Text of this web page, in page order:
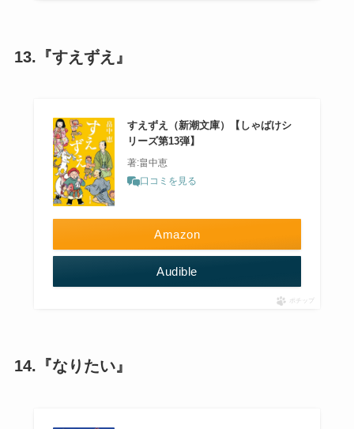
13.『すえずえ』
すえずえ（新潮文庫）【しゃばけシ
リーズ第13弾】
著:畠中恵
口コミを見る
Amazon
Audible
ポチップ
14.『なりたい』